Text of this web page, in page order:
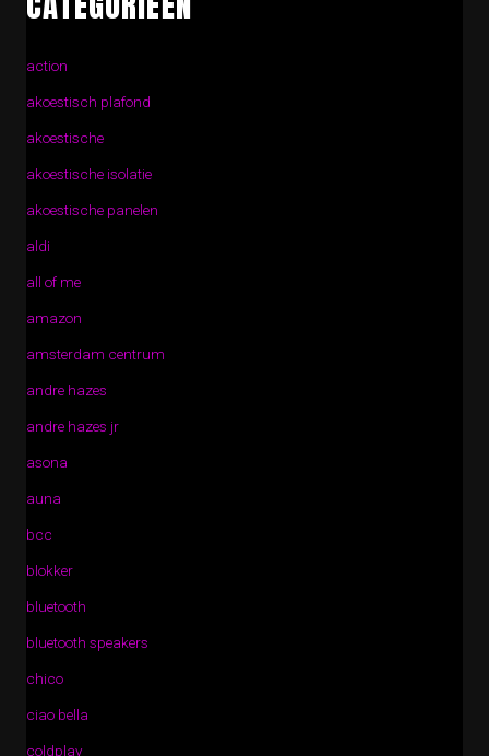
action
akoestisch plafond
akoestische
akoestische isolatie
akoestische panelen
aldi
all of me
amazon
amsterdam centrum
andre hazes
andre hazes jr
asona
auna
bcc
blokker
bluetooth
bluetooth speakers
chico
ciao bella
coldplay